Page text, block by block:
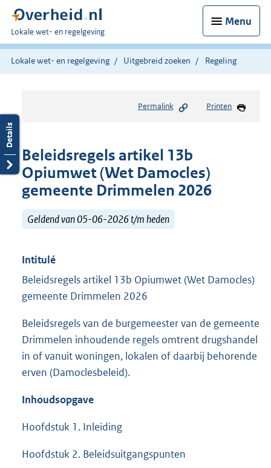
Menu
U
bent
hier:
Lokale wet- en regelgeving
Lokale wet- en regelgeving Uitgebreid zoeken Regeling
Permalink Printen
Beleidsregels artikel 13b
Opiumwet (Wet Damocles)
gemeente Drimmelen 2026
Geldend van 05-06-2026 t/m heden
Intitulé
Beleidsregels artikel 13b Opiumwet (Wet Damocles)
gemeente Drimmelen 2026
Beleidsregels van de burgemeester van de gemeente
Drimmelen inhoudende regels omtrent drugshandel
in of vanuit woningen, lokalen of daarbij behorende
erven (Damoclesbeleid).
Inhoudsopgave
Hoofdstuk 1. Inleiding
Hoofdstuk 2. Beleidsuitgangspunten